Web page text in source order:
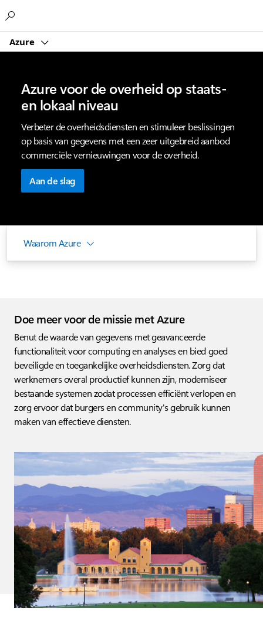
Azure
Azure voor de overheid op staats-
en lokaal niveau
Verbeter de overheidsdiensten en stimuleer beslissingen
op basis van gegevens met een zeer uitgebreid aanbod
commerciële vernieuwingen voor de overheid.
Aan de slag
Waarom Azure
Doe meer voor de missie met Azure
Benut de waarde van gegevens met geavanceerde
functionaliteit voor computing en analyses en bied goed
beveiligde en toegankelijke overheidsdiensten. Zorg dat
werknemers overal productief kunnen zijn, moderniseer
bestaande systemen zodat processen efficiënt verlopen en
zorg ervoor dat burgers en community's gebruik kunnen
maken van effectieve diensten.